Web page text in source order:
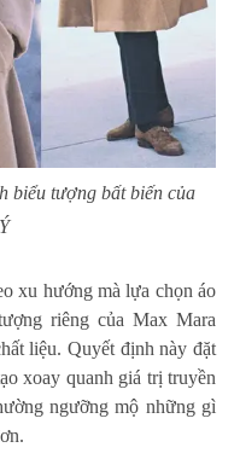
biểu tượng bất biến của
xu hướng mà lựa chọn áo
riêng của Max Mara
liệu. Quyết định này đặt
xoay quanh giá trị truyền
ngưỡng mộ những gì